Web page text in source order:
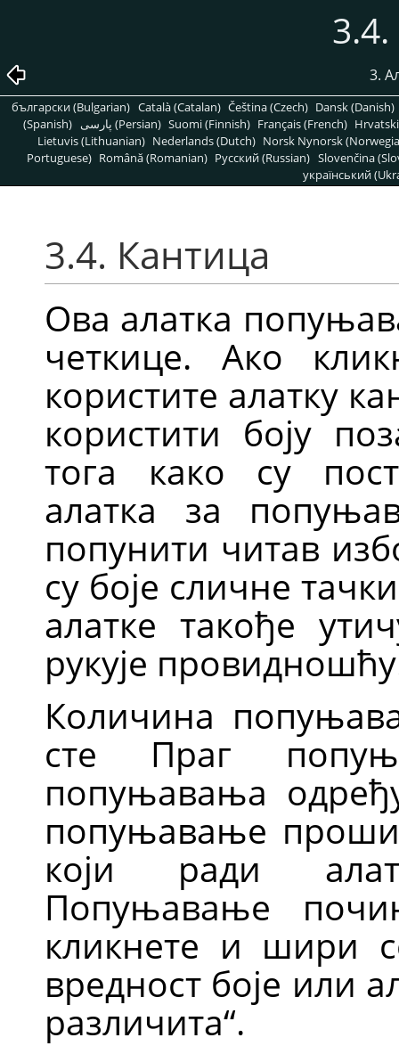
3.
български (Bulgarian) Català (Catalan) Čeština (Czech) Dansk (Danish)
(Spanish)
پارسی (Persian) Suomi (Finnish) Français (French)
Lietuvis (Lithuanian) Nederlands (Dutch) Norsk Nynorsk
Portuguese) Română (Romanian) Pусский (Russian) Slovenčina
український
3.4. Кантица
Ова алатка
четкице. Ако
користите алатку
користити боју
тога како су
алатка за
попунити читав
су боје сличне
алатке такође
рукује
Количина
сте Праг
попуњавања
попуњавање
који ради
Попуњавање
кликнете и шири
вредност боје или
различита“.